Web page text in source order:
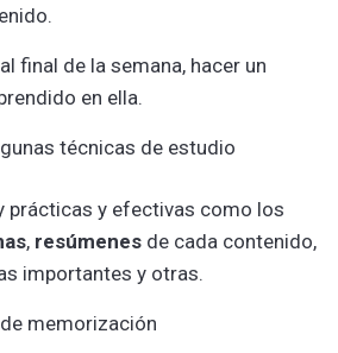
final de la semana, hacer un
en ella.
técnicas de estudio
prácticas y efectivas como los
, resúmenes de cada contenido,
importantes y otras.
memorización